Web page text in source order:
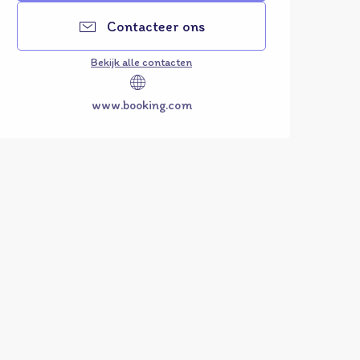
Contacteer ons
Bekijk alle contacten
www.booking.com